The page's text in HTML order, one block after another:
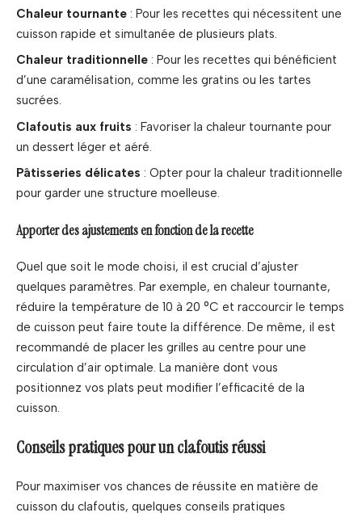
Chaleur tournante : Pour les recettes qui nécessitent une
cuisson rapide et simultanée de plusieurs plats.
Chaleur traditionnelle : Pour les recettes qui bénéficient
d’une caramélisation, comme les gratins ou les tartes
sucrées.
Clafoutis aux fruits : Favoriser la chaleur tournante pour
un dessert léger et aéré.
Pâtisseries délicates : Opter pour la chaleur traditionnelle
pour garder une structure moelleuse.
Apporter des ajustements en fonction de la recette
Quel que soit le mode choisi, il est crucial d’ajuster
quelques paramètres. Par exemple, en chaleur tournante,
réduire la température de 10 à 20 °C et raccourcir le temps
de cuisson peut faire toute la différence. De même, il est
recommandé de placer les grilles au centre pour une
circulation d’air optimale. La manière dont vous
positionnez vos plats peut modifier l’efficacité de la
cuisson.
Conseils pratiques pour un clafoutis réussi
Pour maximiser vos chances de réussite en matière de
cuisson du clafoutis, quelques conseils pratiques